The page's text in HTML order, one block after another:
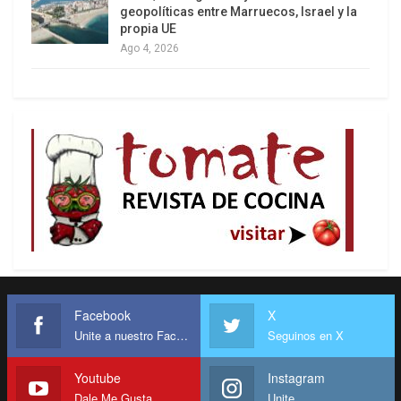
tasas negativas de crecimiento durante todo el
2009 y 2010.
La caída en el crecimiento de la economía
nacional vino a poner de presente el papel no
superado del petróleo en toda la trama nacional.
La salud de la economía Venezolana está
inexorablemente atada a los precios
internacionales del petróleo, ni la estrategia de
industrialización del 70, ni la estrategia industrial
geopolíticas entre Marruecos, Israel y la
propia UE
Ago 4, 2026
Facebook
Unite a nuestro Facebook
X
Seguinos en X
Youtube
Dale Me Gusta
Instagram
Unite